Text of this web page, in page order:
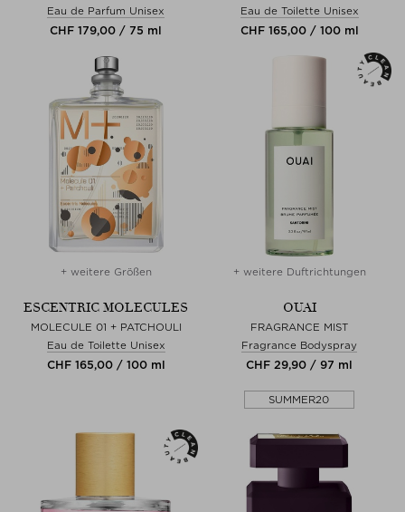
Eau de Parfum Unisex
CHF 179,00 / 75 ml
Eau de Toilette Unisex
CHF 165,00 / 100 ml
+ weitere Größen
ESCENTRIC MOLECULES
MOLECULE 01 + PATCHOULI
Eau de Toilette Unisex
CHF 165,00 / 100 ml
+ weitere Duftrichtungen
OUAI
FRAGRANCE MIST
Fragrance Bodyspray
CHF 29,90 / 97 ml
SUMMER20